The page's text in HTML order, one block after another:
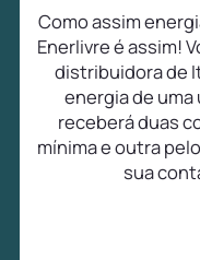
Como assim
Enerlivre é assim!
distribuidora de
energia de uma
receberá duas
mínima e outra
sua